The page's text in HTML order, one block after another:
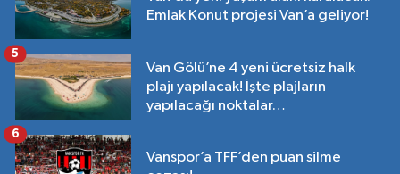
Emlak Konut projesi Van’a geliyor!
Van Gölü’ne 4 yeni ücretsiz halk
plajı yapılacak! İşte plajların
yapılacağı noktalar…
5
Vanspor’a TFF’den puan silme
6